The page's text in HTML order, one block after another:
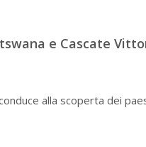
e Cascate
alla scoperta dei